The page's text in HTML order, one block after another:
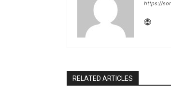
https://
RELATED ARTICLES